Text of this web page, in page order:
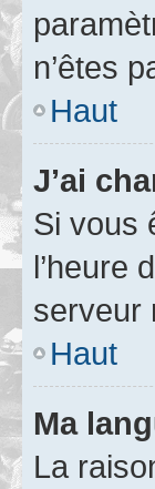
n’êtes
Haut
J’ai
Si vous
l’heure
serveur
Haut
Ma
La